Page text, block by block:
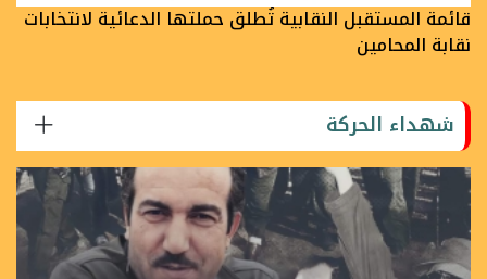
قائمة المستقبل النقابية تُطلق حملتها الدعائية لانتخابات
نقابة المحامين
شهداء الحركة